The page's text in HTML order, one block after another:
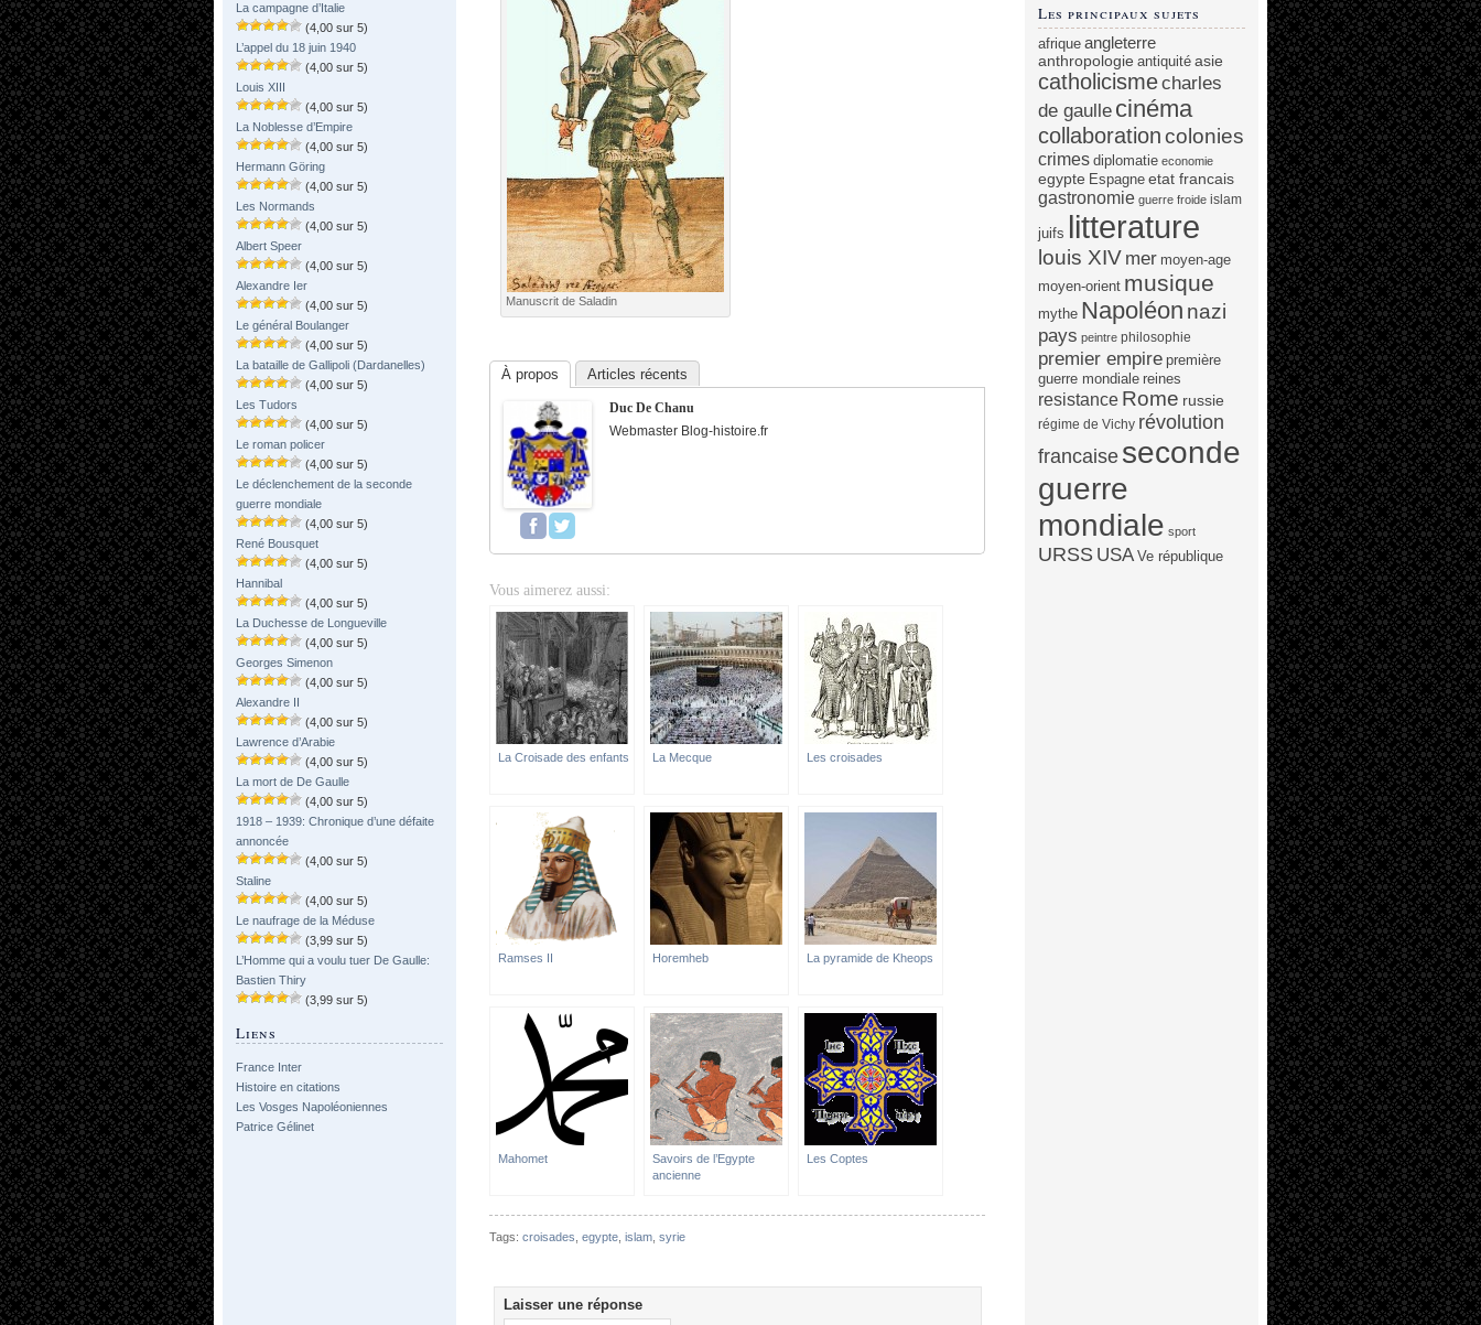
La campagne d’Italie
(4,00 sur 5)
L’appel du 18 juin 1940
(4,00 sur 5)
Louis XIII
(4,00 sur 5)
La Noblesse d’Empire
(4,00 sur 5)
Hermann Göring
(4,00 sur 5)
Les Normands
(4,00 sur 5)
Albert Speer
(4,00 sur 5)
Alexandre Ier
(4,00 sur 5)
Le général Boulanger
(4,00 sur 5)
La bataille de Gallipoli (Dardanelles)
(4,00 sur 5)
Les Tudors
(4,00 sur 5)
Le roman policer
(4,00 sur 5)
Le déclenchement de la seconde
guerre mondiale
(4,00 sur 5)
René Bousquet
(4,00 sur 5)
Hannibal
(4,00 sur 5)
La Duchesse de Longueville
(4,00 sur 5)
Georges Simenon
(4,00 sur 5)
Alexandre II
(4,00 sur 5)
Lawrence d’Arabie
(4,00 sur 5)
La mort de De Gaulle
(4,00 sur 5)
1918 – 1939: Chronique d’une défaite
annoncée
(4,00 sur 5)
Staline
(4,00 sur 5)
Le naufrage de la Méduse
(3,99 sur 5)
L’Homme qui a voulu tuer De Gaulle:
Bastien Thiry
(3,99 sur 5)
Liens
France Inter
Histoire en citations
Les Vosges Napoléoniennes
Patrice Gélinet
Manuscrit de Saladin
À propos Articles récents
Duc De Chanu
Webmaster Blog-histoire.fr
Vous aimerez aussi:
La Croisade des enfants La Mecque Les croisades
Ramses II Horemheb La pyramide de Kheops
Mahomet
Savoirs de l’Egypte
ancienne
Les Coptes
Tags: croisades egypte islam syrie
Laisser une réponse
Les principaux sujets
afrique angleterre
anthropologie antiquité asie
catholicismecharles
de gaulle cinéma
collaborationcolonies
crimes diplomatie economie
egypte Espagne etat francais
gastronomie guerre froide islam
juifs litterature
louis XIV mer moyen-age
moyen-orient musique
mythe Napoléon nazi
pays peintre philosophie
premier empire première
guerre mondiale reines
resistance Rome russie
régime de Vichy révolution
francaise seconde
guerre
mondiale sport
URSS USA Ve république